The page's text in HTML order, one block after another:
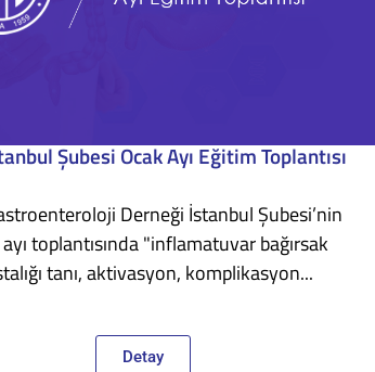
Şubesi Ocak Ayı Eğitim Toplantısı
Derneği İstanbul Şubesi’nin
toplantısında "inflamatuvar bağırsak
tanı, aktivasyon, komplikasyon...
Detay